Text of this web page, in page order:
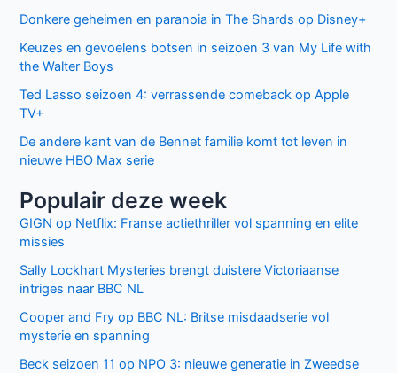
Donkere geheimen en paranoia in The Shards op Disney+
Keuzes en gevoelens botsen in seizoen 3 van My Life with
the Walter Boys
Ted Lasso seizoen 4: verrassende comeback op Apple
TV+
De andere kant van de Bennet familie komt tot leven in
nieuwe HBO Max serie
Populair deze week
GIGN op Netflix: Franse actiethriller vol spanning en elite
missies
Sally Lockhart Mysteries brengt duistere Victoriaanse
intriges naar BBC NL
Cooper and Fry op BBC NL: Britse misdaadserie vol
mysterie en spanning
Beck seizoen 11 op NPO 3: nieuwe generatie in Zweedse